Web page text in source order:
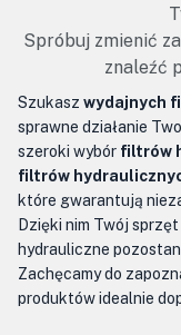
Spróbuj zmienić
znaleźć
Szukasz wydajnych
sprawne działanie
szeroki wybór filtrów
filtrów
które gwarantują
Dzięki nim Twój
hydrauliczne
Zachęcamy do
produktów idealnie